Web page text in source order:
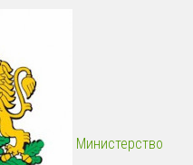
Министерство